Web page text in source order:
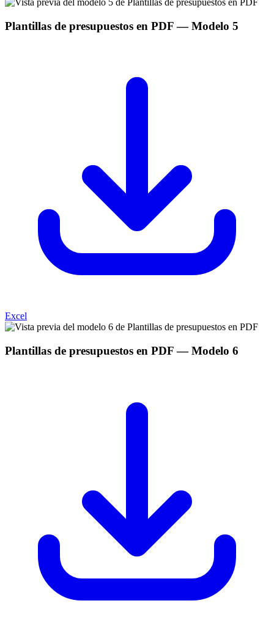
Plantillas de presupuestos en PDF— Modelo 5
Excel
Plantillas de presupuestos en PDF— Modelo 6